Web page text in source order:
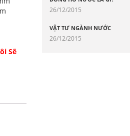
Sẽ
26/12/2015
VẬT TƯ NGÀNH NƯỚC
26/12/2015